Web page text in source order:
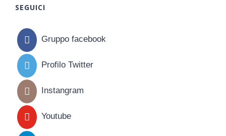
SEGUICI
Gruppo facebook
Profilo Twitter
Instangram
Youtube